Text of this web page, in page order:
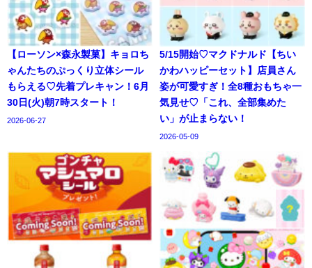
【ローソン×森永製菓】キョロち
ゃんたちのぷっくり立体シール
もらえる♡先着プレキャン！6月
30日(火)朝7時スタート！
2026-06-27
5/15開始♡マクドナルド【ちい
かわハッピーセット】店員さん
姿が可愛すぎ！全8種おもちゃ一
気見せ♡「これ、全部集めた
い」が止まらない！
2026-05-09